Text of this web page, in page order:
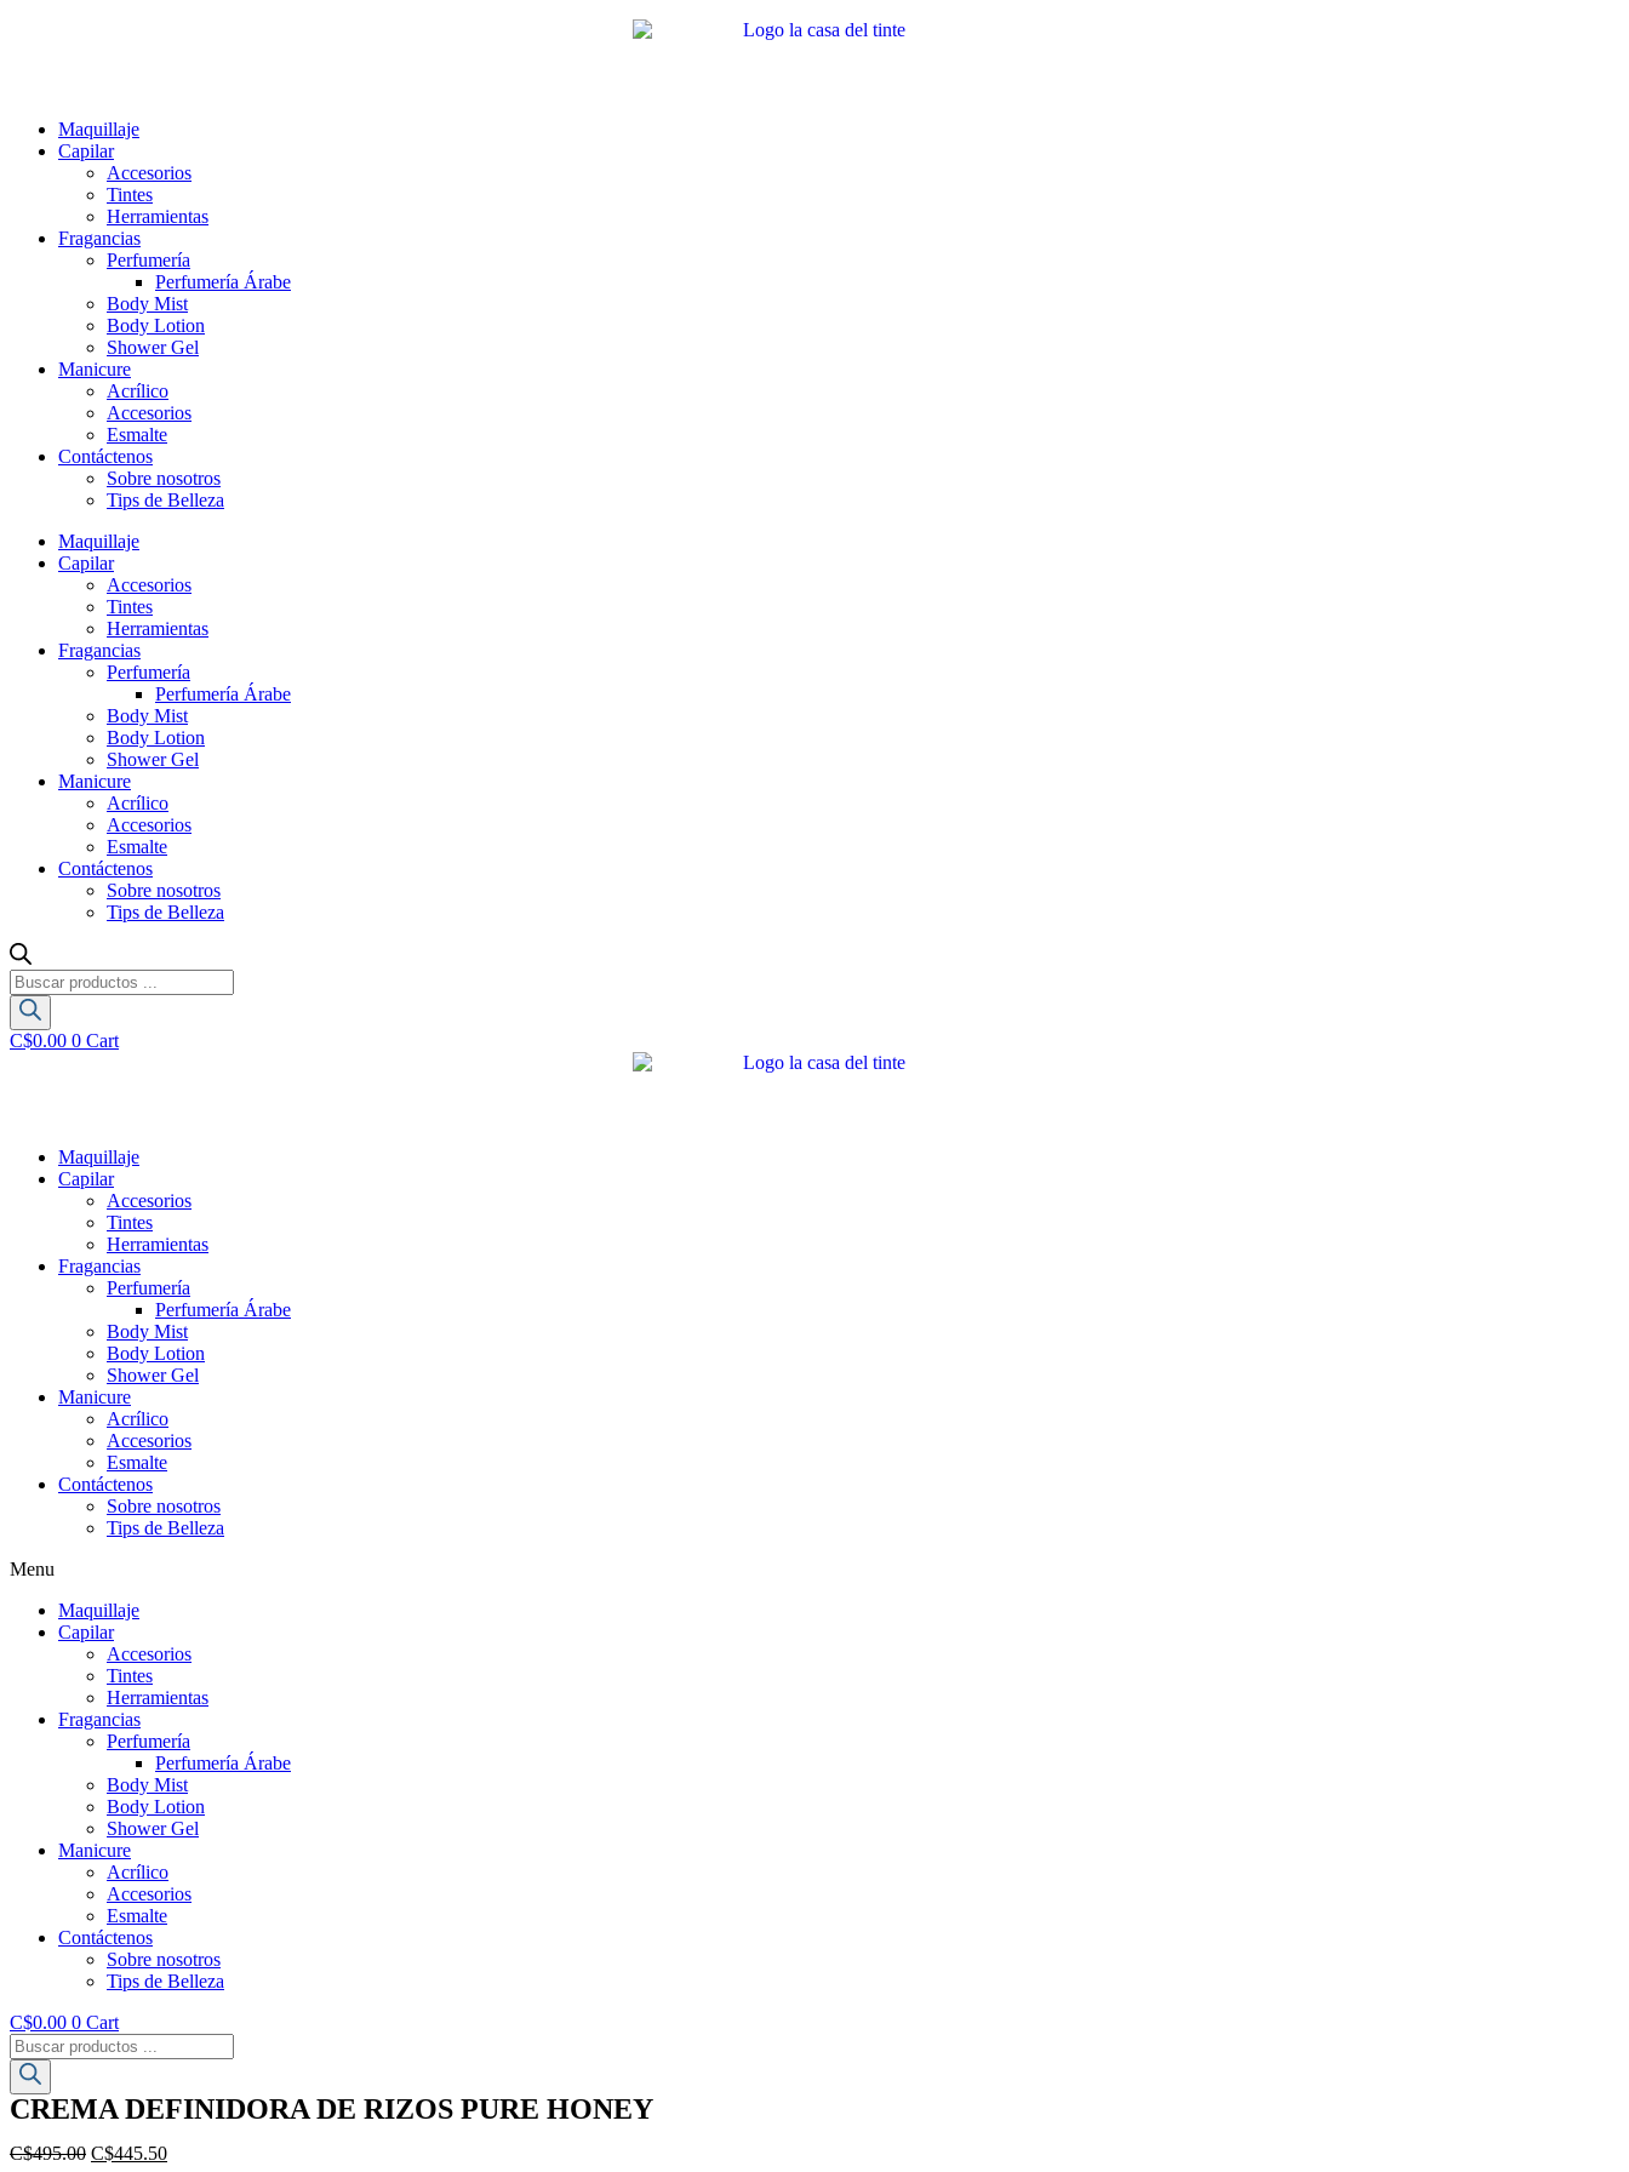
Maquillaje
Capilar
Accesorios
Tintes
Herramientas
Fragancias
Perfumería
Perfumería Árabe
Body Mist
Body Lotion
Shower Gel
Manicure
Acrílico
Accesorios
Esmalte
Contáctenos
Sobre nosotros
Tips de Belleza
Maquillaje
Capilar
Accesorios
Tintes
Herramientas
Fragancias
Perfumería
Perfumería Árabe
Body Mist
Body Lotion
Shower Gel
Manicure
Acrílico
Accesorios
Esmalte
Contáctenos
Sobre nosotros
Tips de Belleza
Búsqueda
de
productos
C$0.00 0 Cart
Maquillaje
Capilar
Accesorios
Tintes
Herramientas
Fragancias
Perfumería
Perfumería Árabe
Body Mist
Body Lotion
Shower Gel
Manicure
Acrílico
Accesorios
Esmalte
Contáctenos
Sobre nosotros
Tips de Belleza
Menu
Maquillaje
Capilar
Accesorios
Tintes
Herramientas
Fragancias
Perfumería
Perfumería Árabe
Body Mist
Body Lotion
Shower Gel
Manicure
Acrílico
Accesorios
Esmalte
Contáctenos
Sobre nosotros
Tips de Belleza
C$0.00 0 Cart
Búsqueda
de
productos
CREMA DEFINIDORA DE RIZOS PURE HONEY
C$495.00 El
C$445.50